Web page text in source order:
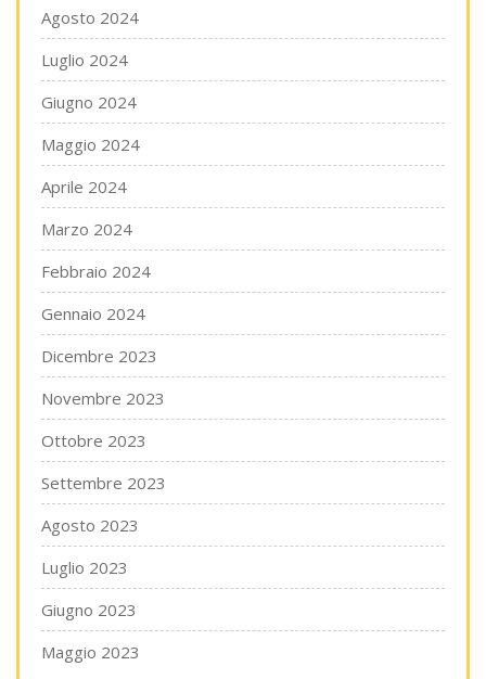
Agosto 2024
Luglio 2024
Giugno 2024
Maggio 2024
Aprile 2024
Marzo 2024
Febbraio 2024
Gennaio 2024
Dicembre 2023
Novembre 2023
Ottobre 2023
Settembre 2023
Agosto 2023
Luglio 2023
Giugno 2023
Maggio 2023